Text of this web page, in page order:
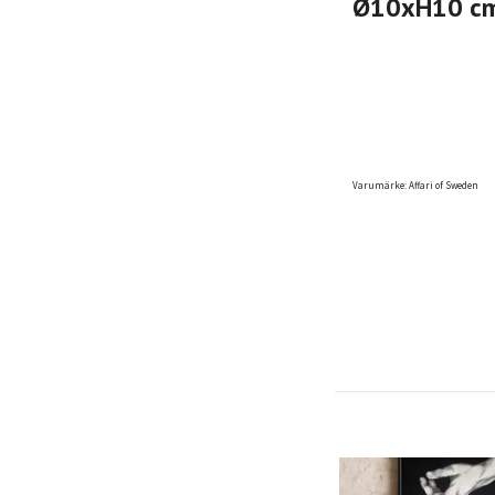
Ø10xH10
Varumärke: Affari of Sweden